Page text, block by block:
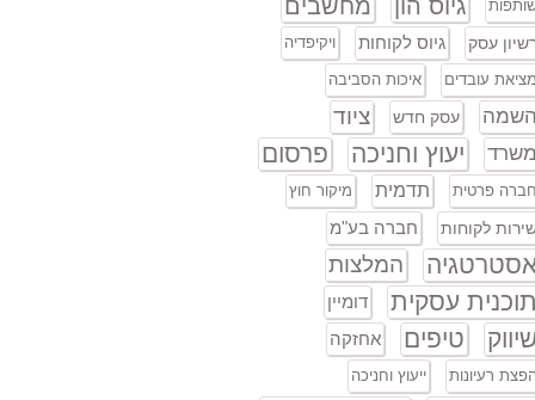
גיוס הון מחשבים
עסק גיוס לקוחות ויקיפדיה
מציאת עובדים איכות הסביבה
השמה עסק חדש ציוד
משרד יעוץ וחניכה פרסום
חברה פרטית תדמית מיקור חוץ
לקוחות חברה בע"מ
המלצות
תוכנית עסקית דומיין
טיפים אחזקה
רעיונות ייעוץ וחניכה